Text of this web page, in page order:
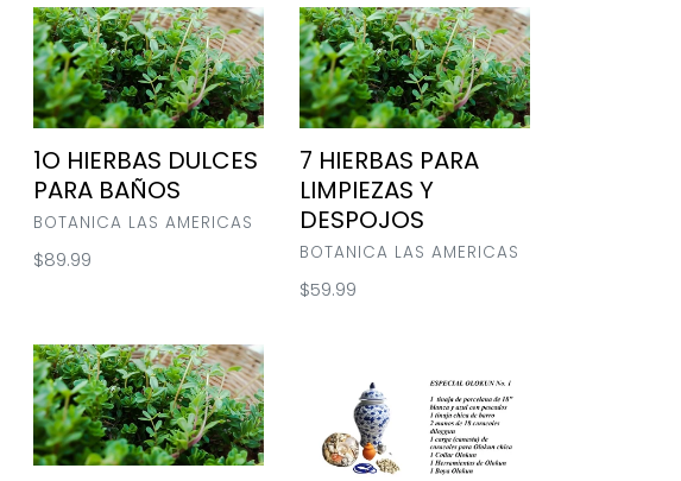
1O
HIERBAS
DULCES
PARA
BAÑOS
1O HIERBAS DULCES
PARA BAÑOS
VENDOR
BOTANICA LAS AMERICAS
Regular
$89.99
7
HIERBAS
PARA
LIMPIEZAS
Y
DESPOJOS
7 HIERBAS PARA
LIMPIEZAS Y
DESPOJOS
VENDOR
BOTANICA LAS AMERICAS
Regular
$59.99
5
HIERBAS
DULCES
PARA
BAÑOS
OLOKUN
OLOKUN